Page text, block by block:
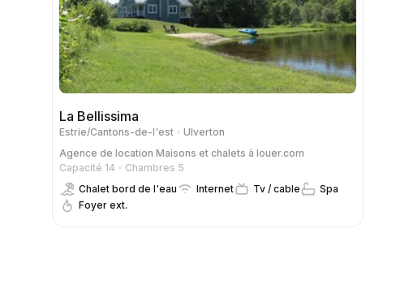
La Bellissima
Estrie/Cantons-de-l'est
Ulverton
Agence de location Maisons et chalets à louer.com
Capacité 14
Chambres 5
Chalet bord de l'eau
Internet Tv / cable
Spa
Foyer ext.